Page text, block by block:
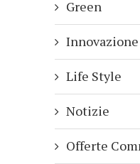
Green
Innovazione
Life Style
Notizie
Offerte